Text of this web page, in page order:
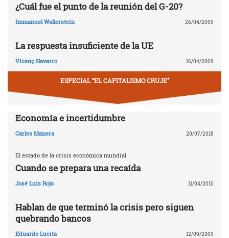
¿Cuál fue el punto de la reunión del G-20?
Immanuel Wallerstein 26/04/2009
La respuesta insuficiente de la UE
Vicenç Navarro 16/04/2009
ESPECIAL “EL CAPITALISMO CRUJE”
Economía e incertidumbre
Carles Manera 20/07/2018
El estado de la crisis económica mundial
Cuando se prepara una recaída
José Luis Rojo 11/04/2010
Hablan de que terminó la crisis pero siguen
quebrando bancos
Eduardo Lucita 12/09/2009